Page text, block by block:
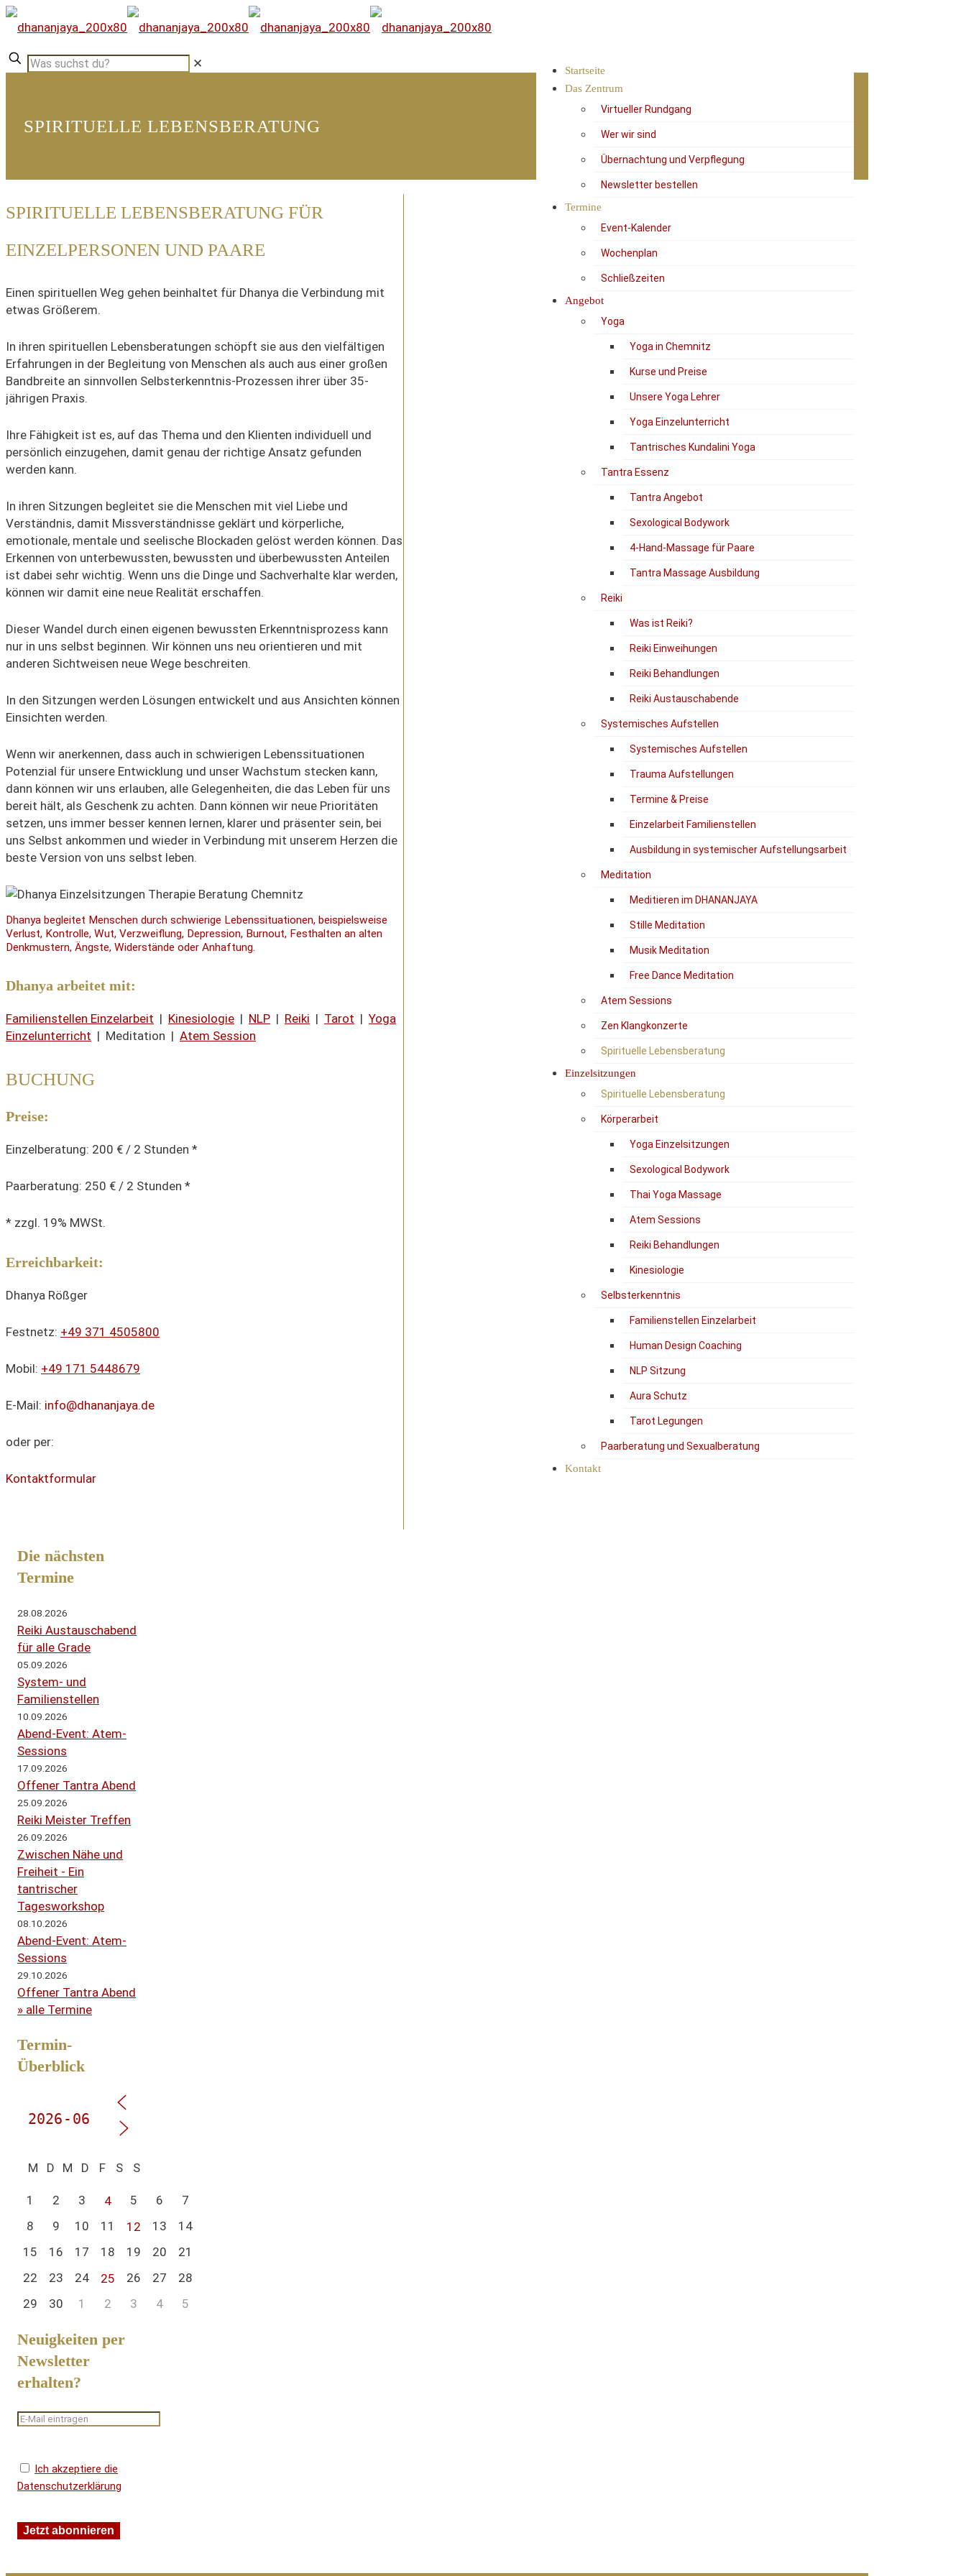
Startseite
Das Zentrum
Virtueller Rundgang
Wer wir sind
Übernachtung und Verpflegung
Newsletter bestellen
Termine
Event-Kalender
Wochenplan
Schließzeiten
Angebot
Yoga
Yoga in Chemnitz
Kurse und Preise
Unsere Yoga Lehrer
Yoga Einzelunterricht
Tantrisches Kundalini Yoga
Tantra Essenz
Tantra Angebot
Sexological Bodywork
4-Hand-Massage für Paare
Tantra Massage Ausbildung
Reiki
Was ist Reiki?
Reiki Einweihungen
Reiki Behandlungen
Reiki Austauschabende
Systemisches Aufstellen
Systemisches Aufstellen
Trauma Aufstellungen
Termine & Preise
Einzelarbeit Familienstellen
Ausbildung in systemischer Aufstellungsarbeit
Meditation
Meditieren im DHANANJAYA
Stille Meditation
Musik Meditation
Free Dance Meditation
Atem Sessions
Zen Klangkonzerte
Spirituelle Lebensberatung
Einzelsitzungen
Spirituelle Lebensberatung
Körperarbeit
Yoga Einzelsitzungen
Sexological Bodywork
Thai Yoga Massage
Atem Sessions
Reiki Behandlungen
Kinesiologie
Selbsterkenntnis
Familienstellen Einzelarbeit
Human Design Coaching
NLP Sitzung
Aura Schutz
Tarot Legungen
Paarberatung und Sexualberatung
Kontakt
✕
SPIRITUELLE LEBENSBERATUNG
SPIRITUELLE LEBENSBERATUNG FÜR
EINZELPERSONEN UND PAARE
Einen spirituellen Weg gehen beinhaltet für Dhanya die Verbindung mit
etwas Größerem.
In ihren spirituellen Lebensberatungen schöpft sie aus den vielfältigen
Erfahrungen in der Begleitung von Menschen als auch aus einer großen
Bandbreite an sinnvollen Selbsterkenntnis-Prozessen ihrer über 35-
jährigen Praxis.
Ihre Fähigkeit ist es, auf das Thema und den Klienten individuell und
persönlich einzugehen, damit genau der richtige Ansatz gefunden
werden kann.
In ihren Sitzungen begleitet sie die Menschen mit viel Liebe und
Verständnis, damit Missverständnisse geklärt und körperliche,
emotionale, mentale und seelische Blockaden gelöst werden können. Das
Erkennen von unterbewussten, bewussten und überbewussten Anteilen
ist dabei sehr wichtig. Wenn uns die Dinge und Sachverhalte klar werden,
können wir damit eine neue Realität erschaffen.
Dieser Wandel durch einen eigenen bewussten Erkenntnisprozess kann
nur in uns selbst beginnen. Wir können uns neu orientieren und mit
anderen Sichtweisen neue Wege beschreiten.
In den Sitzungen werden Lösungen entwickelt und aus Ansichten können
Einsichten werden.
Wenn wir anerkennen, dass auch in schwierigen Lebenssituationen
Potenzial für unsere Entwicklung und unser Wachstum stecken kann,
dann können wir uns erlauben, alle Gelegenheiten, die das Leben für uns
bereit hält, als Geschenk zu achten. Dann können wir neue Prioritäten
setzen, uns immer besser kennen lernen, klarer und präsenter sein, bei
uns Selbst ankommen und wieder in Verbindung mit unserem Herzen die
beste Version von uns selbst leben.
Dhanya begleitet Menschen durch schwierige Lebenssituationen, beispielsweise
Verlust, Kontrolle, Wut, Verzweiflung, Depression, Burnout, Festhalten an alten
Denkmustern, Ängste, Widerstände oder Anhaftung.
Dhanya arbeitet mit:
Familienstellen Einzelarbeit | Kinesiologie | NLP | Reiki | Tarot | Yoga
Einzelunterricht | Meditation | Atem Session
BUCHUNG
Preise:
Einzelberatung: 200 € / 2 Stunden *
Paarberatung: 250 € / 2 Stunden *
* zzgl. 19% MWSt.
Erreichbarkeit:
Dhanya Rößger
Festnetz: +49 371 4505800
Mobil: +49 171 5448679
E-Mail: info@dhananjaya.de
oder per:
Kontaktformular
Die nächsten
Termine
28.08.2026
Reiki Austauschabend
für alle Grade
05.09.2026
System- und
Familienstellen
10.09.2026
Abend-Event: Atem-
Sessions
17.09.2026
Offener Tantra Abend
25.09.2026
Reiki Meister Treffen
26.09.2026
Zwischen Nähe und
Freiheit - Ein
tantrischer
Tagesworkshop
08.10.2026
Abend-Event: Atem-
Sessions
29.10.2026
Offener Tantra Abend
» alle Termine
Termin-
Überblick
M D M D F S S
1 2 3 4 5 6
7
8
9 10 11 12 13
14
15
16 17 18 19 20
21
22
23 24 25 26 27
28
29
30 1 2 3 4 5
Neuigkeiten per
Newsletter
erhalten?
Ich akzeptiere die
Datenschutzerklärung